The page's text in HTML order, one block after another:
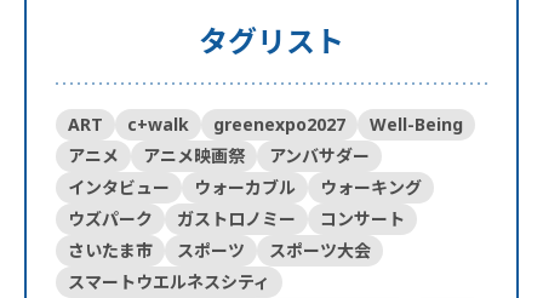
タグリスト
ART c+walk greenexpo2027
Well-Being
アニメ
アニメ映画祭
アンバサダー
インタビュー
ウォーカブル
ウォーキング
ウズパーク
ガストロノミー
コンサート
さいたま市
スポーツ
スポーツ大会
スマートウエルネスシティ